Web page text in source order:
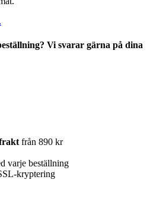
Vi svarar gärna på dina
från 890 kr
varje beställning
kryptering